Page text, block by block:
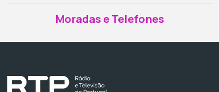
Moradas e Telefones